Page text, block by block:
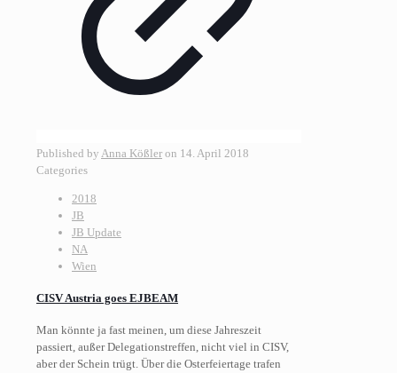
Published by Anna Kößler on 14. April 2018
Categories
2018
JB
JB Update
NA
Wien
CISV Austria goes EJBEAM
Man könnte ja fast meinen, um diese Jahreszeit
passiert, außer Delegationstreffen, nicht viel in CISV,
aber der Schein trügt. Über die Osterfeiertage trafen